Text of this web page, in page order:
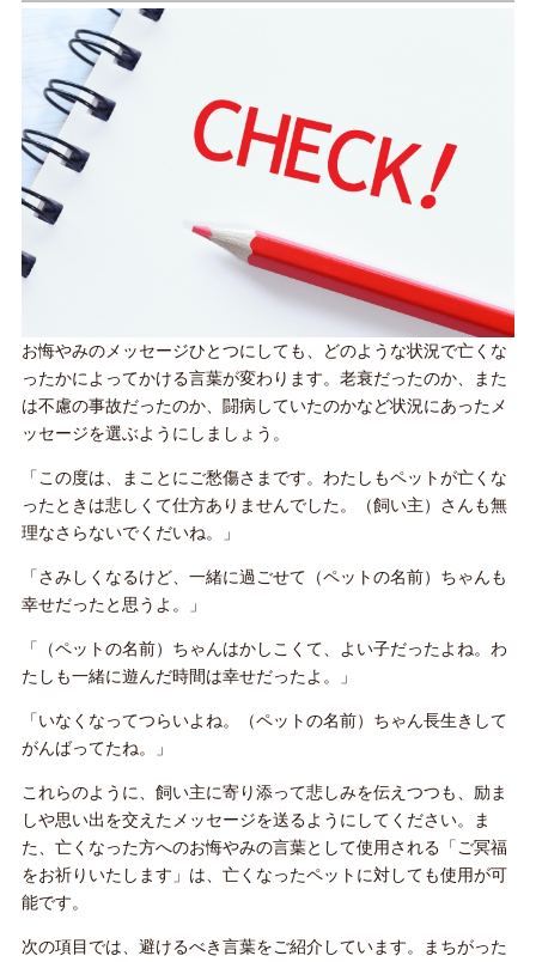
お悔やみのメッセージひとつにしても、どのような状況で亡くな
ったかによってかける言葉が変わります。老衰だったのか、また
は不慮の事故だったのか、闘病していたのかなど状況にあったメ
ッセージを選ぶようにしましょう。
「この度は、まことにご愁傷さまです。わたしもペットが亡くな
ったときは悲しくて仕方ありませんでした。（飼い主）さんも無
理なさらないでくだいね。」
「さみしくなるけど、一緒に過ごせて（ペットの名前）ちゃんも
幸せだったと思うよ。」
「（ペットの名前）ちゃんはかしこくて、よい子だったよね。わ
たしも一緒に遊んだ時間は幸せだったよ。」
「いなくなってつらいよね。（ペットの名前）ちゃん長生きして
がんばってたね。」
これらのように、飼い主に寄り添って悲しみを伝えつつも、励ま
しや思い出を交えたメッセージを送るようにしてください。ま
た、亡くなった方へのお悔やみの言葉として使用される「ご冥福
をお祈りいたします」は、亡くなったペットに対しても使用が可
能です。
次の項目では、避けるべき言葉をご紹介しています。まちがった